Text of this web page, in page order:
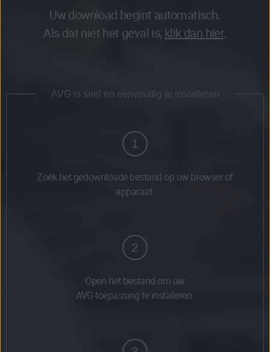
Uw download begint automatisch.
Als dat niet het geval is, klik dan hier.
AVG is snel en eenvoudig te installeren
1
Zoek het gedownloade bestand op uw browser of
apparaat.
2
Open het bestand om uw
AVG-toepassing te installeren.